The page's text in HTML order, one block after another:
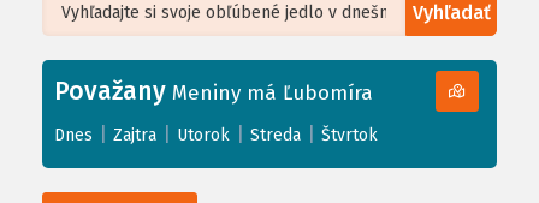
Vyhľadať
+
−
Leaflet| ©OpenStreetMap, Tiles courtesy ofHumanitarian OpenStreetMap
Považany Meniny má Ľubomíra
Dnes Zajtra Utorok Streda Štvrtok